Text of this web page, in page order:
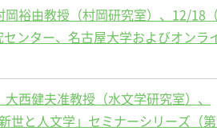
裕由教授（村岡研究室）、12/18（
ンター、名古屋大学およびオンラ
西健夫准教授（水文学研究室）、
と人文学」セミナーシリーズ（第